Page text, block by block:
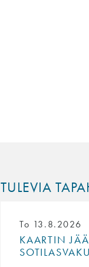
TULEVIA
To 13.8.2026
KAARTIN